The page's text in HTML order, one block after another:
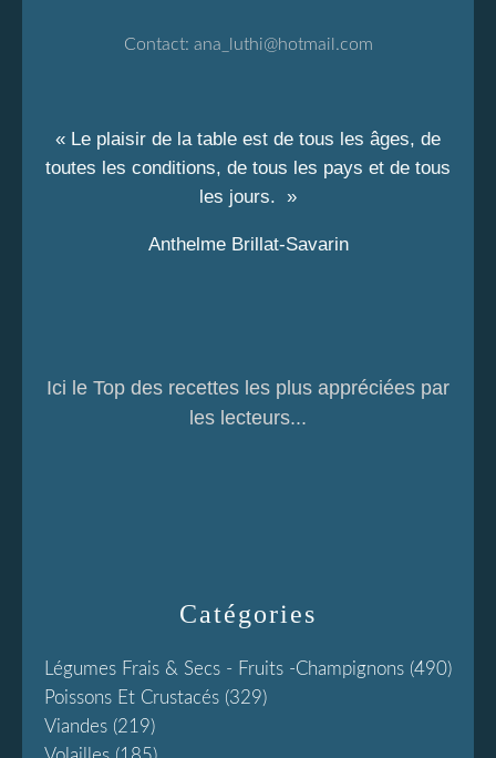
Catégories
Légumes Frais & Secs - Fruits -champignons (490)
Poissons Et Crustacés (329)
Viandes (219)
Contact: ana_luthi@hotmail.com
« Le plaisir de la table est de tous les âges, de
toutes les conditions, de tous les pays et de tous
les jours. »
Anthelme Brillat-Savarin
Ici le Top des recettes les plus appréciées par
les lecteurs...